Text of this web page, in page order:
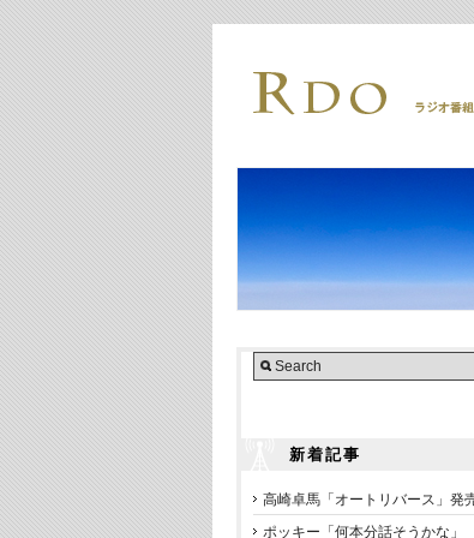
新着記事
高崎卓馬「オートリバース」発
ポッキー「何本分話そうかな」